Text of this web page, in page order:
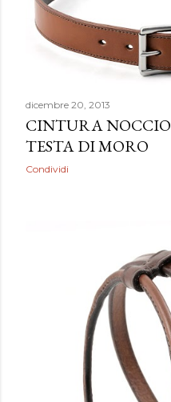
dicembre 20, 2013
CINTURA
TESTA DI MORO
Condividi